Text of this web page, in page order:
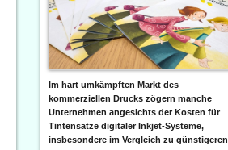
Im hart umkämpften Markt des
kommerziellen Drucks zögern manche
Unternehmen angesichts der Kosten für
Tintensätze digitaler Inkjet-Systeme,
insbesondere im Vergleich zu günstigeren